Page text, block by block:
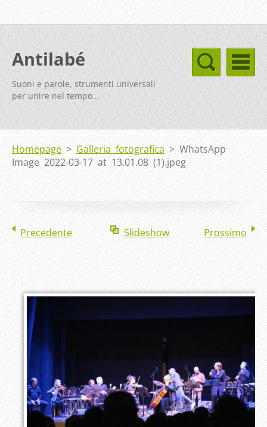
Antilabé
Suoni e parole, strumenti universali
per unire nel tempo...
Homepage > Galleria fotografica > WhatsApp
Image 2022-03-17 at 13.01.08 (1).jpeg
Precedente Slideshow Prossimo